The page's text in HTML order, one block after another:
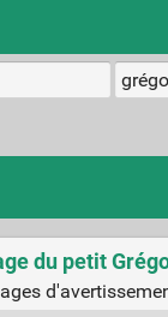
du petit